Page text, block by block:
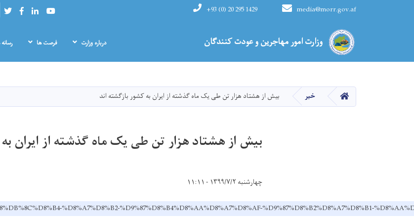
content
وزارت امور مهاجرین و عودت کنندگان
media@morr.gov.af
+93 (0) 20 295 1429
Youtube
LinkedIn
Main navigation
درباره وزارت فرصت ها
HOME خبر بیش از هشتاد هزار تن طی یک ماه گذشته از ایران به کشور بازگشته ‌اند
بیش از هشتاد هزار تن طی یک ماه گذشته از ایران
چهارشنبه ۱۳۹۹/۷/۲ - ۱۱:۱۱
%D8%A7%D8%B2-%D9%87%D8%B4%D8%AA%D8%A7%D8%AF-%D9%87%D8%B2%D8%A7%D8%B1-